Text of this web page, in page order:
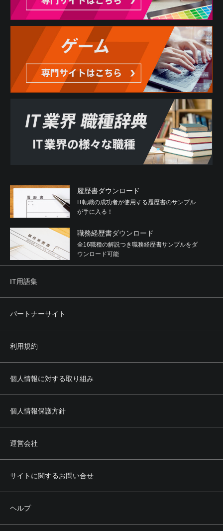
履歴書ダウンロード
IT転職の成功者が使用する履歴書のサンプル
が手に入る！
職務経歴書ダウンロード
全16職種の解説つき職務経歴書サンプルをダ
ウンロード可能
IT用語集
パートナーサイト
利用規約
個人情報に対する取り組み
個人情報保護方針
運営会社
サイトに関するお問い合せ
ヘルプ